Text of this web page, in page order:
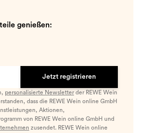
genießen:
Jetzt registrieren
personalisierte Newsletterder REWE Wein
dass die REWE Wein online GmbH
Aktionen,
von REWE Wein online GmbH und
zusendet. REWE Wein online